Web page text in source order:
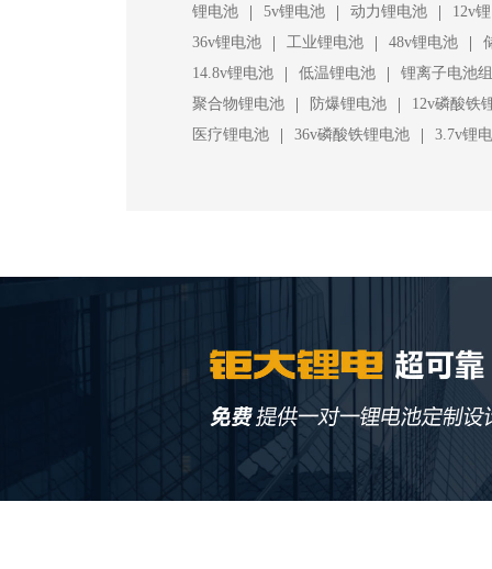
锂电池 | 5v锂电池 | 动力锂电池 |
12v
36v锂电池
| 工业锂电池 | 48v锂电池 |
14.8v锂电池
| 低温锂电池 |
锂离子电池组
聚合物锂电池
| 防爆锂电池 |
12v磷酸铁
医疗锂电池
| 36v磷酸铁锂电池 | 3.7v锂